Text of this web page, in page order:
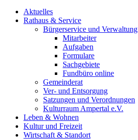
Aktuelles
Rathaus & Service
Bürgerservice und Verwaltung
Mitarbeiter
Aufgaben
Formulare
Sachgebiete
Fundbüro online
Gemeinderat
Ver- und Entsorgung
Satzungen und Verordnungen
Kulturraum Ampertal e.V.
Leben & Wohnen
Kultur und Freizeit
Wirtschaft & Standort